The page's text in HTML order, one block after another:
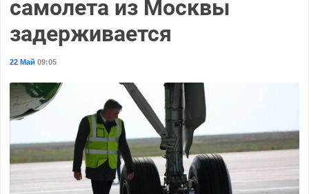
самолета из Москвы
задерживается
22 Май 09:05